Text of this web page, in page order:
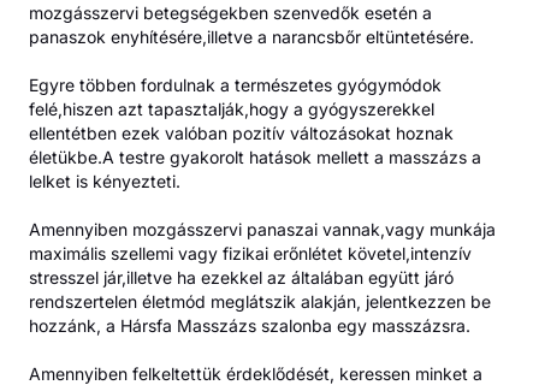
mozgásszervi betegségekben szenvedők esetén a
panaszok enyhítésére,illetve a narancsbőr eltüntetésére.
Egyre többen fordulnak a természetes gyógymódok
felé,hiszen azt tapasztalják,hogy a gyógyszerekkel
ellentétben ezek valóban pozitív változásokat hoznak
életükbe.A testre gyakorolt hatások mellett a masszázs a
lelket is kényezteti.
Amennyiben mozgásszervi panaszai vannak,vagy munkája
maximális szellemi vagy fizikai erőnlétet követel,intenzív
stresszel jár,illetve ha ezekkel az általában együtt járó
rendszertelen életmód meglátszik alakján, jelentkezzen be
hozzánk, a Hársfa Masszázs szalonba egy masszázsra.
Amennyiben felkeltettük érdeklődését, keressen minket a